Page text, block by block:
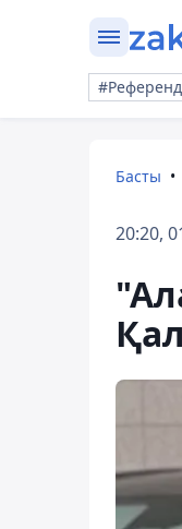
Басты
20:20,